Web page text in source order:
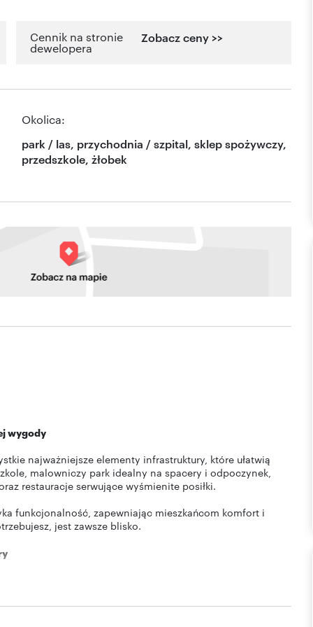
Cennik na stronie
dewelopera
Zobacz ceny >>
Okolica:
park / las, przychodnia / szpital, sklep spożywczy,
przedszkole, żłobek
wygody
najważniejsze elementy infrastruktury, które ułatwią
malowniczy park idealny na spacery i odpoczynek,
restauracje serwujące wyśmienite posiłki.
funkcjonalność, zapewniając mieszkańcom komfort i
jest zawsze blisko.